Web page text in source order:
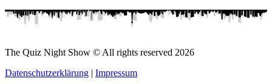
The Quiz Night Show © All rights reserved 2026
Datenschutzerklärung | Impressum